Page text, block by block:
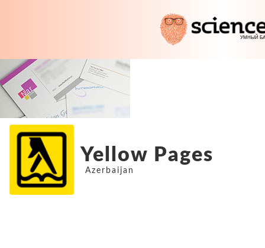
Yellow Pages
Azerbaijan